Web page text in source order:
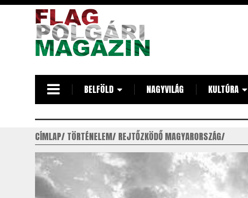
BELFÖLD NAGYVILÁG KULTÚRA
CÍMLAP TÖRTÉNELEM REJTŐZKÖDŐ MAGYARORSZÁG